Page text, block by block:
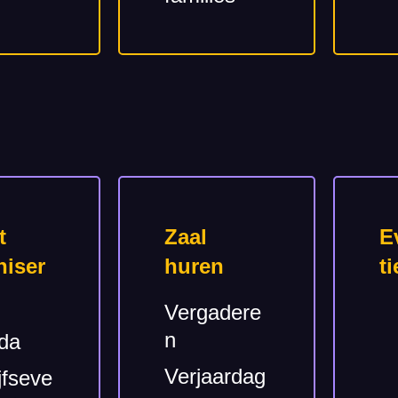
Zaal
huren
Vergadere
n
Verjaardag